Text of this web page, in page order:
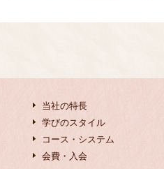
当社の特長
学びのスタイル
コース・システム
会費・入会